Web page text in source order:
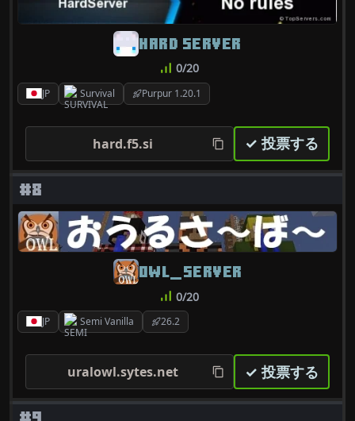
JP Survival Purpur 1.20.1
HARD SERVER
0/20
hard.f5.si ✓ 投票する
#8
JP Semi Vanilla 26.2
OWL_SERVER
0/20
uralowl.sytes.net ✓ 投票する